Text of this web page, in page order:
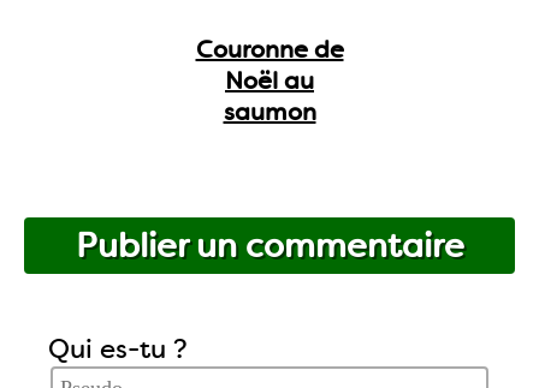
Couronne de
Noël au
saumon
Publier un commentaire
Qui es-tu ?